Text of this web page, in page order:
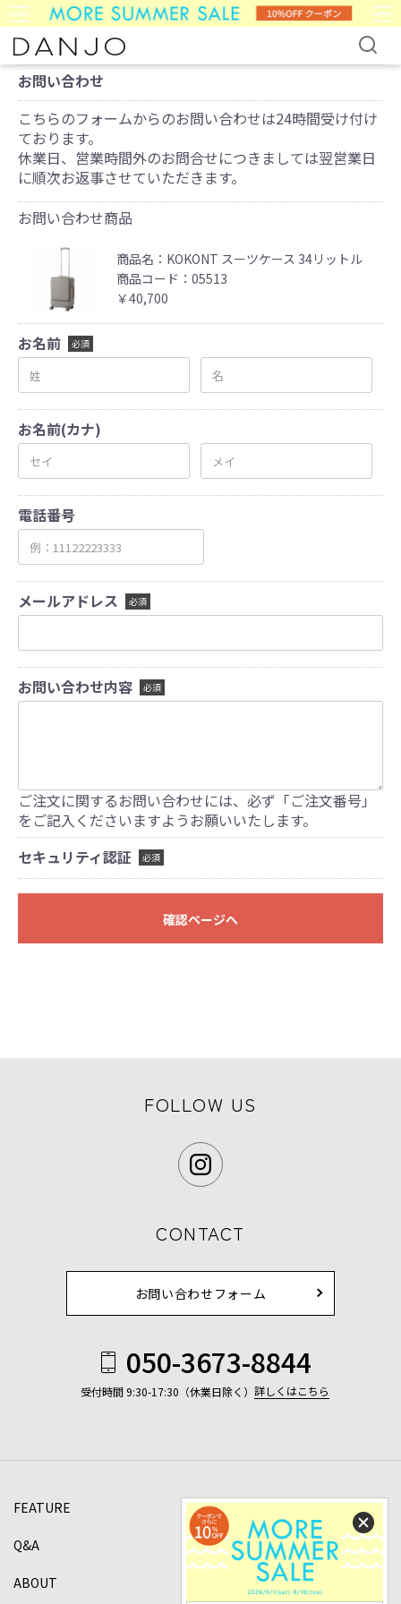
お問い合わせ
こちらのフォームからのお問い合わせは24時間受け付け
ております。
休業日、営業時間外のお問合せにつきましては翌営業日
に順次お返事させていただきます。
お問い合わせ商品
商品名：KOKONT スーツケース 34リットル
商品コード：05513
￥40,700
お名前 必須
お名前(カナ)
電話番号
メールアドレス 必須
お問い合わせ内容 必須
ご注文に関するお問い合わせには、必ず「ご注文番号」
をご記入くださいますようお願いいたします。
セキュリティ認証
必須
確認ページへ
FOLLOW US
CONTACT
お問い合わせフォーム
050-3673-8844
受付時間 9:30-17:30（休業日除く） 詳しくはこちら
FEATURE
Q&A
ABOUT